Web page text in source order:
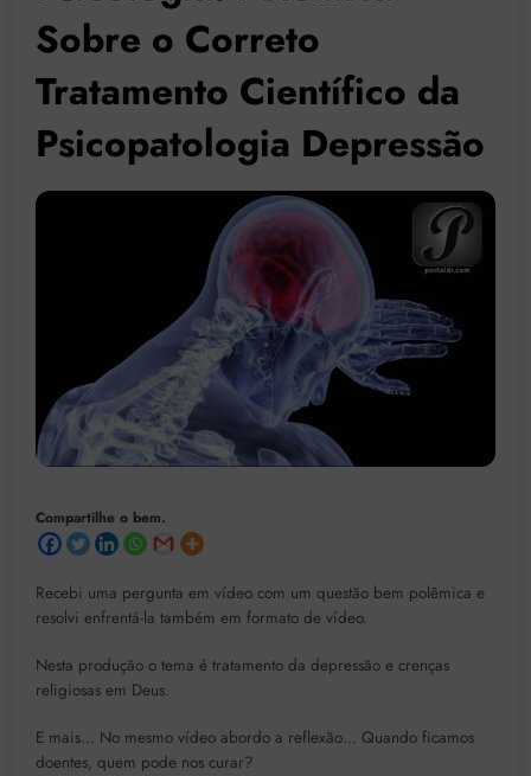
Sobre o Correto
Tratamento Científico da
Psicopatologia Depressão
Compartilhe o bem.
Recebi uma pergunta em vídeo com um questão bem polêmica e
resolvi enfrentá-la também em formato de vídeo.
Nesta produção o tema é tratamento da depressão e crenças
religiosas em Deus.
E mais… No mesmo vídeo abordo a reflexão… Quando ficamos
doentes, quem pode nos curar?